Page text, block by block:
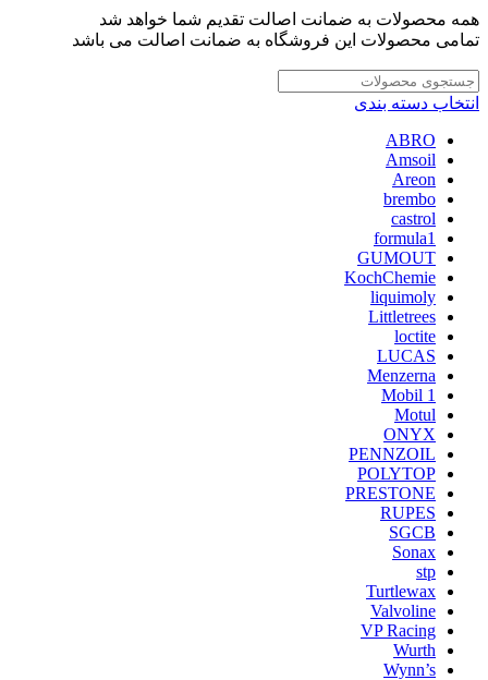
همه محصولات به ضمانت اصالت تقدیم شما خواهد شد
تمامی محصولات این فروشگاه به ضمانت اصالت می باشد
انتخاب دسته بندی
ABRO
Amsoil
Areon
brembo
castrol
formula1
GUMOUT
KochChemie
liquimoly
Littletrees
loctite
LUCAS
Menzerna
Mobil 1
Motul
ONYX
PENNZOIL
POLYTOP
PRESTONE
RUPES
SGCB
Sonax
stp
Turtlewax
Valvoline
VP Racing
Wurth
Wynn’s